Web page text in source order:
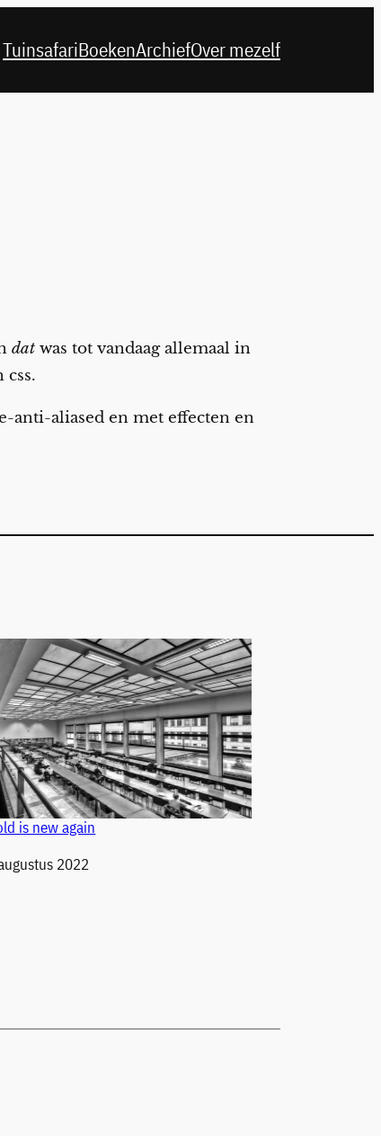
TuinsafariBoekenArchiefOver mezelf
dat was tot vandaag allemaal in
css.
anti-aliased en met effecten en
is new again
2022